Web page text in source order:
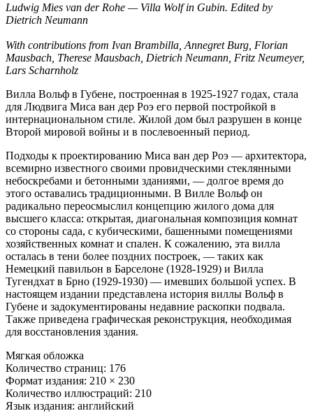
Ludwig Mies van der Rohe — Villa Wolf in Gubin. Edited by
Dietrich Neumann
With contributions from Ivan Brambilla, Annegret Burg, Florian
Mausbach, Therese Mausbach, Dietrich Neumann, Fritz Neumeyer,
Lars Scharnholz
Вилла Вольф в Губене, построенная в 1925-1927 годах, стала
для Людвига Миса ван дер Роэ его первой постройкой в
интернациональном стиле. Жилой дом был разрушен в конце
Второй мировой войны и в послевоенный период.
Подходы к проектированию Миса ван дер Роэ — архитектора,
всемирно известного своими провидческими стеклянными
небоскребами и бетонными зданиями, — долгое время до
этого оставались традиционными. В Вилле Вольф он
радикально переосмыслил концепцию жилого дома для
высшего класса: открытая, диагональная композиция комнат
со стороны сада, с кубическими, башенными помещениями
хозяйственных комнат и спален. К сожалению, эта вилла
осталась в тени более поздних построек, — таких как
Немецкий павильон в Барселоне (1928-1929) и Вилла
Тугендхат в Брно (1929-1930) — имевших большой успех. В
настоящем издании представлена история виллы Вольф в
Губене и задокументированы недавние раскопки подвала.
Также приведена графическая реконструкция, необходимая
для восстановления здания.
Мягкая обложка
Количество страниц: 176
Формат издания: 210 × 230
Количество иллюстраций: 210
Язык издания: английский